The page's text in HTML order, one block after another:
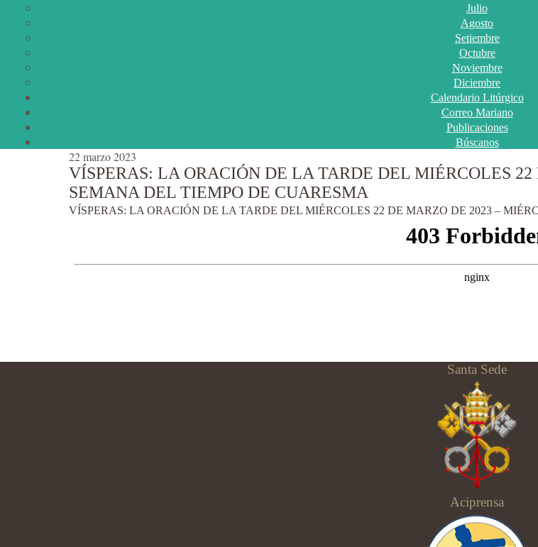
Julio
Agosto
Setiembre
Octubre
Noviembre
Diciembre
Calendario Litúrgico
Correo Mariano
Publicaciones
Búscanos
22 marzo 2023
VÍSPERAS: LA ORACIÓN DE LA TARDE DEL MIÉRCOLES
SEMANA DEL TIEMPO DE CUARESMA
VÍSPERAS: LA ORACIÓN DE LA TARDE DEL MIÉRCOLES 22 DE MARZO DE 2023 –
Santa Sede
Aciprensa